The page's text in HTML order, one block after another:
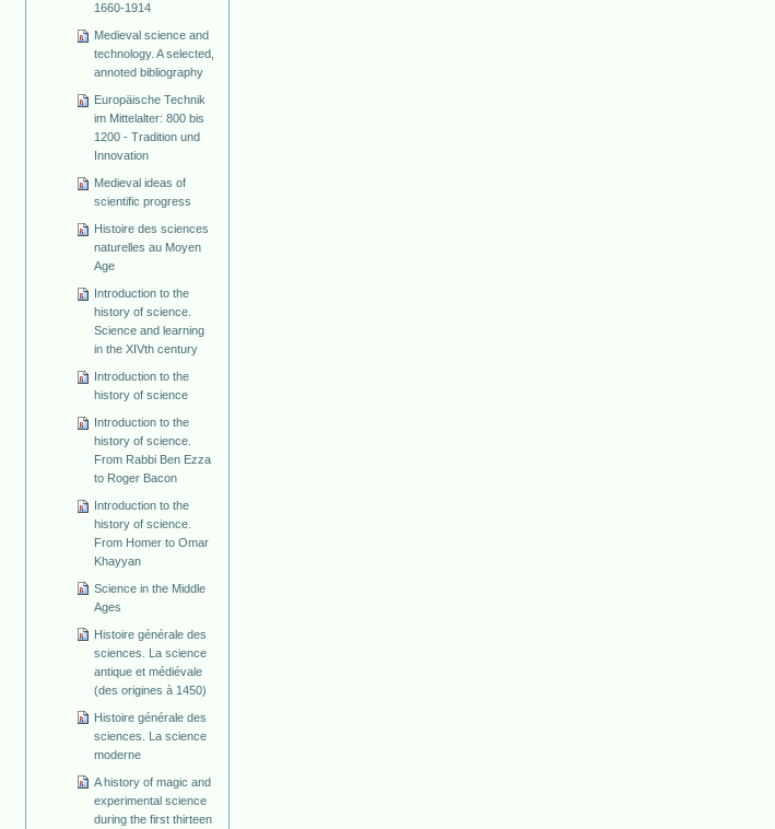
1660-1914
Medieval science and
technology. A selected,
annoted bibliography
Europäische Technik
im Mittelalter: 800 bis
1200 - Tradition und
Innovation
Medieval ideas of
scientific progress
Histoire des sciences
naturelles au Moyen
Age
Introduction to the
history of science.
Science and learning
in the XIVth century
Introduction to the
history of science
Introduction to the
history of science.
From Rabbi Ben Ezza
to Roger Bacon
Introduction to the
history of science.
From Homer to Omar
Khayyan
Science in the Middle
Ages
Histoire générale des
sciences. La science
antique et médiévale
(des origines à 1450)
Histoire générale des
sciences. La science
moderne
A history of magic and
experimental science
during the first thirteen